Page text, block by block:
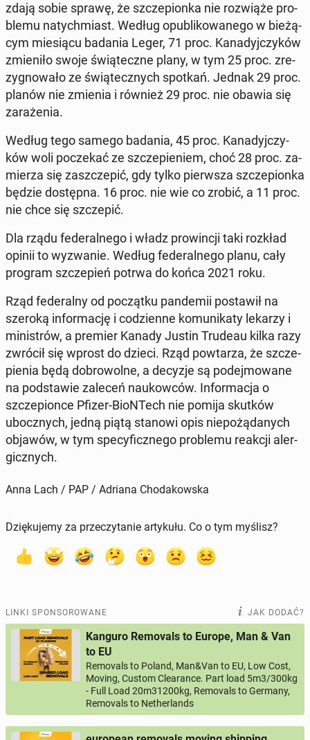
zdają sobie sprawę, że szcze­pion­ka nie roz­wią­że pro­
ble­mu na­tych­miast. Według opu­bli­ko­wa­ne­go w bie­żą­
cym mie­sią­cu badania Leger, 71 proc. Ka­na­dyj­czy­ków
zmie­ni­ło swoje świą­tecz­ne plany, w tym 25 proc. zre­
zy­gno­wa­ło ze świą­tecz­nych spotkań. Jednak 29 proc.
planów nie zmienia i również 29 proc. nie obawia się
za­ra­że­nia.
Według tego samego badania, 45 proc. Ka­na­dyj­czy­
ków woli po­cze­kać ze szcze­pie­niem, choć 28 proc. za­
mie­rza się za­szcze­pić, gdy tylko pierw­sza szcze­pion­ka
będzie do­stęp­na. 16 proc. nie wie co zrobić, a 11 proc.
nie chce się szcze­pić.
Dla rządu fe­de­ral­ne­go i władz pro­win­cji taki rozkład
opinii to wy­zwa­nie. Według fe­de­ral­ne­go planu, cały
program szcze­pień potrwa do końca 2021 roku.
Rząd fe­de­ral­ny od po­cząt­ku pan­de­mii po­sta­wił na
szeroką in­for­ma­cję i co­dzien­ne ko­mu­ni­ka­ty lekarzy i
mi­ni­strów, a premier Kanady Justin Trudeau kilka razy
zwrócił się wprost do dzieci. Rząd po­wta­rza, że szcze­
pie­nia będą do­bro­wol­ne, a decyzje są po­dej­mo­wa­ne
na pod­sta­wie zaleceń na­ukow­ców. In­for­ma­cja o
szcze­pion­ce Pfizer-BioN­Tech nie pomija skutków
ubocz­nych, jedną piątą stanowi opis nie­po­żą­da­nych
objawów, w tym spe­cy­ficz­ne­go pro­ble­mu reakcji aler­
gicz­nych.
Anna Lach / PAP / Adriana Chodakowska
Dziękujemy za przeczytanie artykułu. Co o tym myślisz?
LINKI SPONSOROWANE JAK DODAĆ?
Kanguro Removals to Europe, Man & Van
to EU
Removals to Poland, Man&Van to EU, Low Cost,
Moving, Custom Clearance. Part load 5m3/300kg
- Full Load 20m31200kg, Removals to Germany,
Removals to Netherlands